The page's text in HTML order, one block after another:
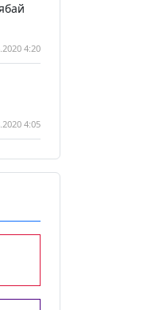
4:20
4:05